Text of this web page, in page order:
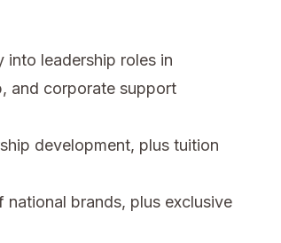
leadership roles in
and corporate support
development, plus tuition
brands, plus exclusive